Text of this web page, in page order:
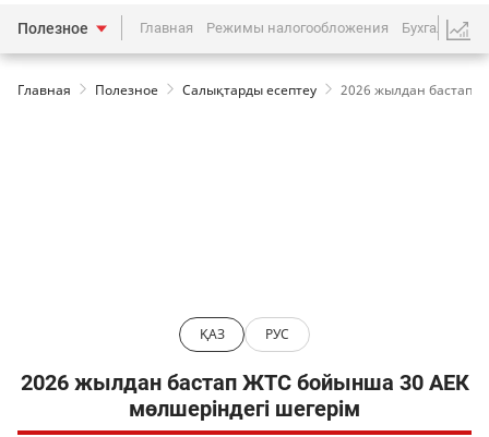
Полезное Главная Режимы налогообложения Бухгалтерия
Главная Полезное Салықтарды есептеу 2026 жылдан бастап
2026 жылдан бастап ЖТС бойынша 30 АЕК
мөлшеріндегі шегерім
ҚАЗ РУС